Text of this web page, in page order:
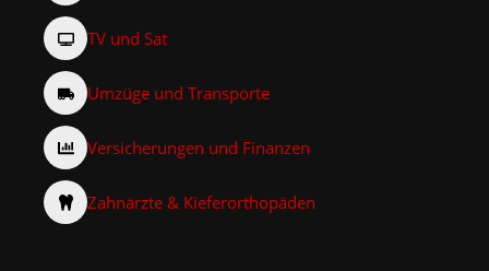
TV und Sat
Umzüge und Transporte
Versicherungen und Finanzen
Zahnärzte & Kieferorthopäden